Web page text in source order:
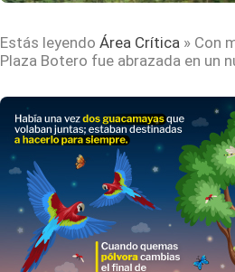
Estás leyendo Área Crítica » Con
Plaza Botero fue abrazada en un